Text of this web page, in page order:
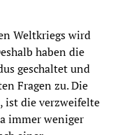
Weltkriegs wird
haben die
geschaltet und
Fragen zu. Die
ist die verzweifelte
immer weniger